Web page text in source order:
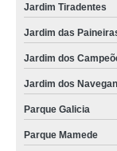
Jardim Tiradentes
Jardim das
Jardim dos
Jardim dos
Parque Galicia
Parque Mamede